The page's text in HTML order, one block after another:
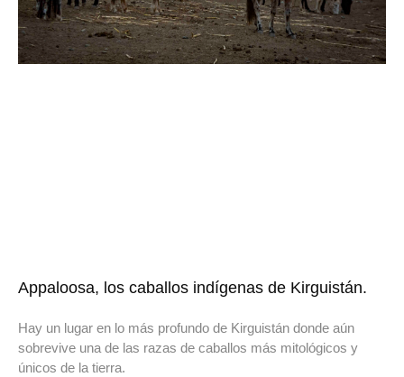
Appaloosa, los caballos indígenas de Kirguistán.
Hay un lugar en lo más profundo de Kirguistán donde aún
sobrevive una de las razas de caballos más mitológicos y
únicos de la tierra.